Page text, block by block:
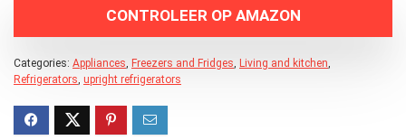
CONTROLEER OP AMAZON
Categories: Appliances Freezers and Fridges Living and kitchen
Refrigerators upright refrigerators